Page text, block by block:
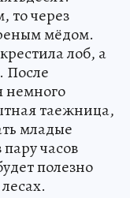
то через
мёдом.
лоб, а
После
немного
таежница,
младые
часов
полезно